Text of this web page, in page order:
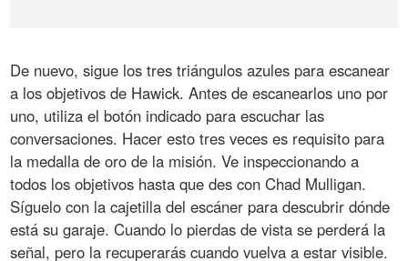
De nuevo, sigue los tres triángulos azules para escanear
a los objetivos de Hawick. Antes de escanearlos uno por
uno, utiliza el botón indicado para escuchar las
conversaciones. Hacer esto tres veces es requisito para
la medalla de oro de la misión. Ve inspeccionando a
todos los objetivos hasta que des con Chad Mulligan.
Síguelo con la cajetilla del escáner para descubrir dónde
está su garaje. Cuando lo pierdas de vista se perderá la
señal, pero la recuperarás cuando vuelva a estar visible.